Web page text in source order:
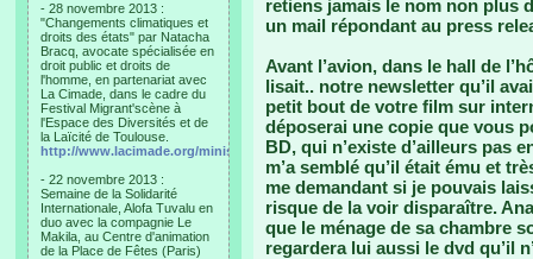
- 28 novembre 2013 :
"Changements climatiques et
droits des états" par Natacha
Bracq, avocate spécialisée en
droit public et droits de
l'homme, en partenariat avec
La Cimade, dans le cadre du
Festival Migrant'scène à
l'Espace des Diversités et de
la Laïcité de Toulouse.
http://www.lacimade.org/minisites/migrantscene
- 22 novembre 2013 :
Semaine de la Solidarité
Internationale, Alofa Tuvalu en
duo avec la compagnie Le
Makila, au Centre d'animation
de la Place de Fêtes (Paris)
retiens jamais le nom non plus
un mail répondant au press
Avant l’avion, dans le hall de
lisait.. notre newsletter qu’il
petit bout de votre film sur
déposerai une copie que vous
BD, qui n’existe d’ailleurs pas
m’a semblé qu’il était ému et
me demandant si je pouvais
risque de la voir disparaître.
que le ménage de sa chambre
regardera lui aussi le dvd qu’il